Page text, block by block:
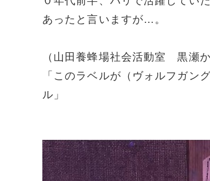
あったと言いますが…。
（山田養蜂場社会活動室 黒瀬か
「このラベルが（ヴォルフガン
ル」